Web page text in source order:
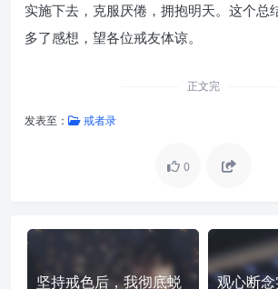
实施下去，克服厌倦，拥抱明天。这个总
多了感想，望各位戒友体谅。
正文完
发表至： 戒者录
0
坚持戒色后，我彻底蜕
观心断